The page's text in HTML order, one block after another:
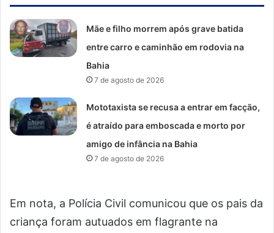
Mãe e filho morrem após grave batida
entre carro e caminhão em rodovia na
Bahia
7 de agosto de 2026
Mototaxista se recusa a entrar em facção,
é atraído para emboscada e morto por
amigo de infância na Bahia
7 de agosto de 2026
Em nota, a Polícia Civil comunicou que os pais da
criança foram autuados em flagrante na